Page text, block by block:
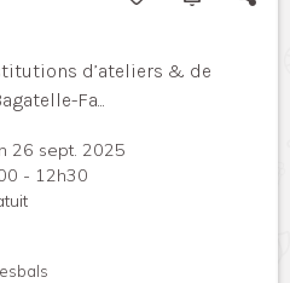
d’ateliers & de
Fa...
26 sept. 2025
- 12h30